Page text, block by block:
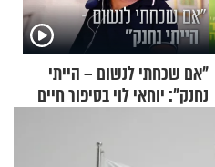
"אם שכחתי לנשום – הייתי
נחנק": יוחאי לוי בסיפור חיים